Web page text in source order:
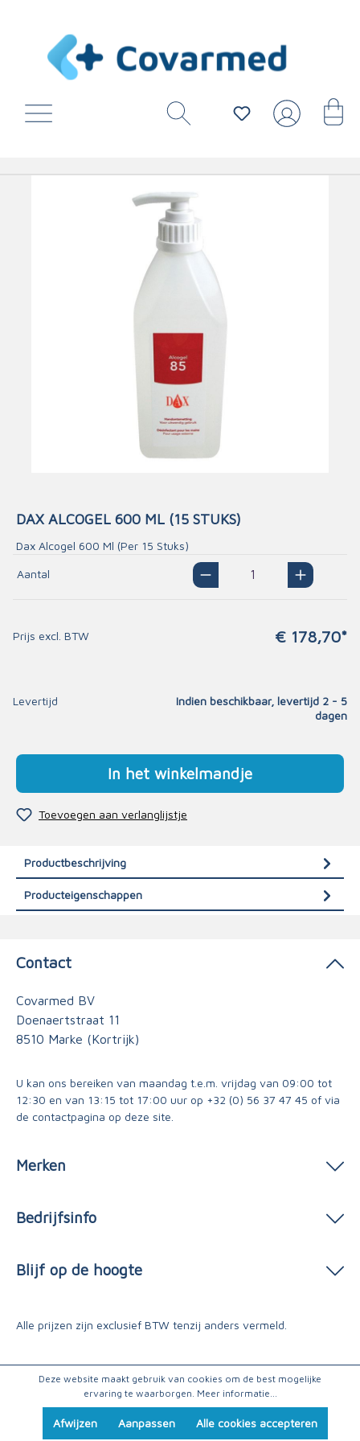
DAX ALCOGEL 600 ML (15 STUKS)
Dax Alcogel 600 Ml (Per 15 Stuks)
Aantal
Prijs excl. BTW € 178,70*
Levertijd
Indien beschikbaar, levertijd 2 - 5
dagen
In het winkelmandje
Toevoegen aan verlanglijstje
Productbeschrijving
Producteigenschappen
Contact
Covarmed BV
Doenaertstraat 11
8510 Marke (Kortrijk)
U kan ons bereiken van maandag t.e.m. vrijdag van 09:00 tot
12:30 en van 13:15 tot 17:00 uur op +32 (0) 56 37 47 45 of via
de contactpagina op deze site.
Merken
Bedrijfsinfo
Blijf op de hoogte
Alle prijzen zijn exclusief BTW tenzij anders vermeld.
Deze website maakt gebruik van cookies om de best mogelijke
ervaring te waarborgen. Meer informatie...
Afwijzen Aanpassen Alle cookies accepteren